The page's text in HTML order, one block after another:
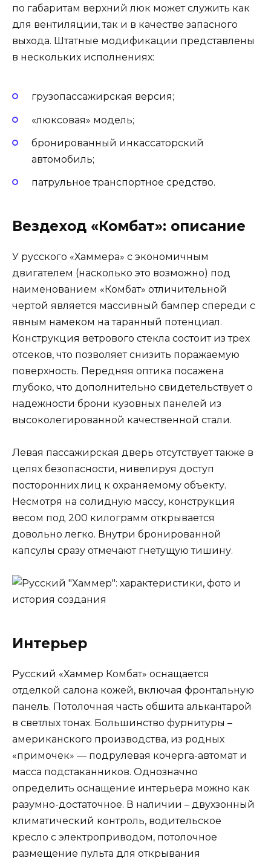
по габаритам верхний люк может служить как
для вентиляции, так и в качестве запасного
выхода. Штатные модификации представлены
в нескольких исполнениях:
грузопассажирская версия;
«люксовая» модель;
бронированный инкассаторский
автомобиль;
патрульное транспортное средство.
Вездеход «Комбат»: описание
У русского «Хаммера» с экономичным
двигателем (насколько это возможно) под
наименованием «Комбат» отличительной
чертой является массивный бампер спереди с
явным намеком на таранный потенциал.
Конструкция ветрового стекла состоит из трех
отсеков, что позволяет снизить поражаемую
поверхность. Передняя оптика посажена
глубоко, что дополнительно свидетельствует о
надежности брони кузовных панелей из
высоколегированной качественной стали.
Левая пассажирская дверь отсутствует также в
целях безопасности, нивелируя доступ
посторонних лиц к охраняемому объекту.
Несмотря на солидную массу, конструкция
весом под 200 килограмм открывается
довольно легко. Внутри бронированной
капсулы сразу отмечают гнетущую тишину.
Интерьер
Русский «Хаммер Комбат» оснащается
отделкой салона кожей, включая фронтальную
панель. Потолочная часть обшита алькантарой
в светлых тонах. Большинство фурнитуры –
американского производства, из родных
«примочек» — подрулевая кочерга-автомат и
масса подстаканников. Однозначно
определить оснащение интерьера можно как
разумно-достаточное. В наличии – двухзонный
климатический контроль, водительское
кресло с электроприводом, потолочное
размещение пульта для открывания